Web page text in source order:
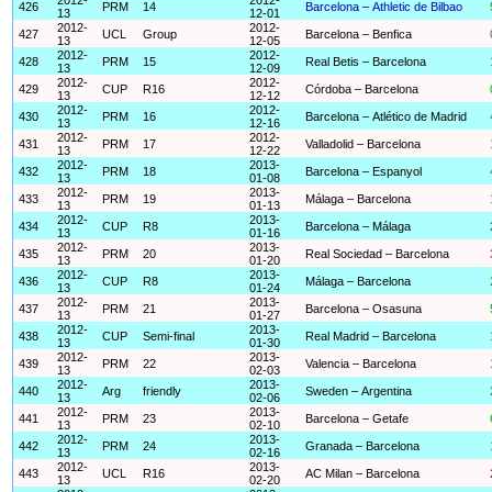
426
13
PRM 14
12-01
Barcelona – Athletic de Bilbao
427
2012-
13
UCL Group
2012-
12-05
Barcelona – Benfica
428
2012-
13
PRM 15
2012-
12-09
Real Betis – Barcelona
429
2012-
13
CUP R16
2012-
12-12
Córdoba – Barcelona
430
2012-
13
PRM 16
2012-
12-16
Barcelona – Atlético de Madrid
431
2012-
13
PRM 17
2012-
12-22
Valladolid – Barcelona
432
2012-
13
PRM 18
2013-
01-08
Barcelona – Espanyol
433
2012-
13
PRM 19
2013-
01-13
Málaga – Barcelona
434
2012-
13
CUP R8
2013-
01-16
Barcelona – Málaga
435
2012-
13
PRM 20
2013-
01-20
Real Sociedad – Barcelona
436
2012-
13
CUP R8
2013-
01-24
Málaga – Barcelona
437
2012-
13
PRM 21
2013-
01-27
Barcelona – Osasuna
438
2012-
13
CUP Semi-final
2013-
01-30
Real Madrid – Barcelona
439
2012-
13
PRM 22
2013-
02-03
Valencia – Barcelona
440
2012-
13
Arg friendly
2013-
02-06
Sweden – Argentina
441
2012-
13
PRM 23
2013-
02-10
Barcelona – Getafe
442
2012-
13
PRM 24
2013-
02-16
Granada – Barcelona
443
2012-
13
UCL R16
2013-
02-20
AC Milan – Barcelona